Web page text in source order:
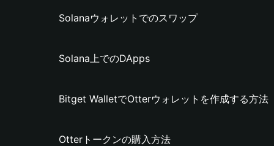
Solanaウォレットでのスワップ
Solana上でのDApps
Bitget WalletでOtterウォレットを作成する方法
Otterトークンの購入方法